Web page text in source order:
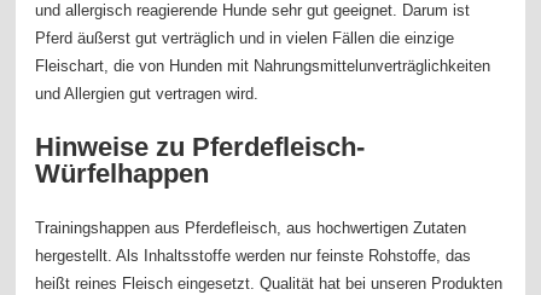
und allergisch reagierende Hunde sehr gut geeignet. Darum ist
Pferd äußerst gut verträglich und in vielen Fällen die einzige
Fleischart, die von Hunden mit Nahrungsmittelunverträglichkeiten
und Allergien gut vertragen wird.
Hinweise zu Pferdefleisch-
Würfelhappen
Trainingshappen aus Pferdefleisch, aus hochwertigen Zutaten
hergestellt. Als Inhaltsstoffe werden nur feinste Rohstoffe, das
heißt reines Fleisch eingesetzt. Qualität hat bei unseren Produkten